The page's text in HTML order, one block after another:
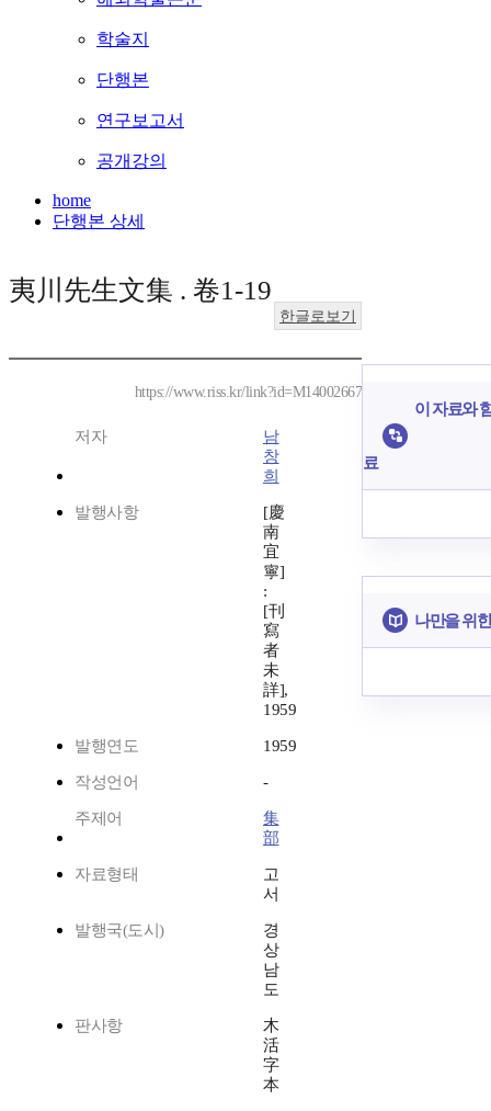
학술지
단행본
연구보고서
공개강의
home
단행본 상세
夷川先生文集 . 卷1-19
한글로보기
https://www.riss.kr/link?id=M14002667
저자
남
창
희
발행사항
[慶
南
宜
寧]
:
[刊
寫
者
未
詳],
1959
발행연도 1959
작성언어 -
주제어
集
部
자료형태
고
서
발행국(도시)
경
상
남
도
판사항
木
活
字
本
이 자료와
료
나만을 위